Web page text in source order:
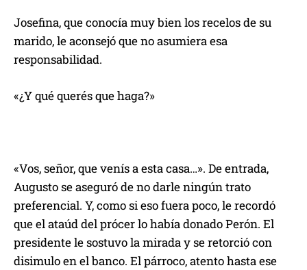
Josefina,queconocía muy bienlos recelos de su
marido,leaconsejó que no asumieraesa
responsabilidad.
«¿Y qué querés que haga?»
«Vos, señor, que venís a esta casa…». De entrada,
Augusto se aseguródeno darle ningún trato
preferencial. Y, como sieso fuera poco,lerecordó
que el ataúd del prócer lo había donado Perón. El
presidentele sostuvo la miradayse retorció con
disimulo enel banco. El párroco,atentohasta ese